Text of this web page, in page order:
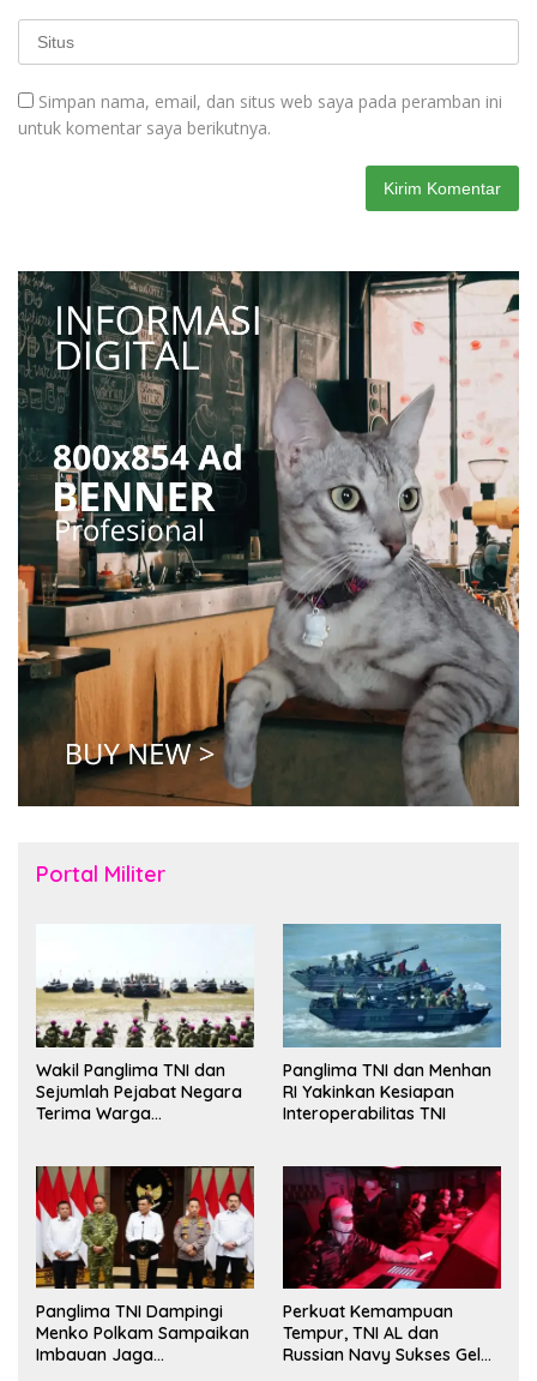
Simpan nama, email, dan situs web saya pada peramban ini
untuk komentar saya berikutnya.
Portal Militer
Wakil Panglima TNI dan
Sejumlah Pejabat Negara
Terima Warga
Panglima TNI dan Menhan
RI Yakinkan Kesiapan
Interoperabilitas TNI
Panglima TNI Dampingi
Menko Polkam Sampaikan
Imbauan Jaga
Perkuat Kemampuan
Tempur, TNI AL dan
Russian Navy Sukses Gelar